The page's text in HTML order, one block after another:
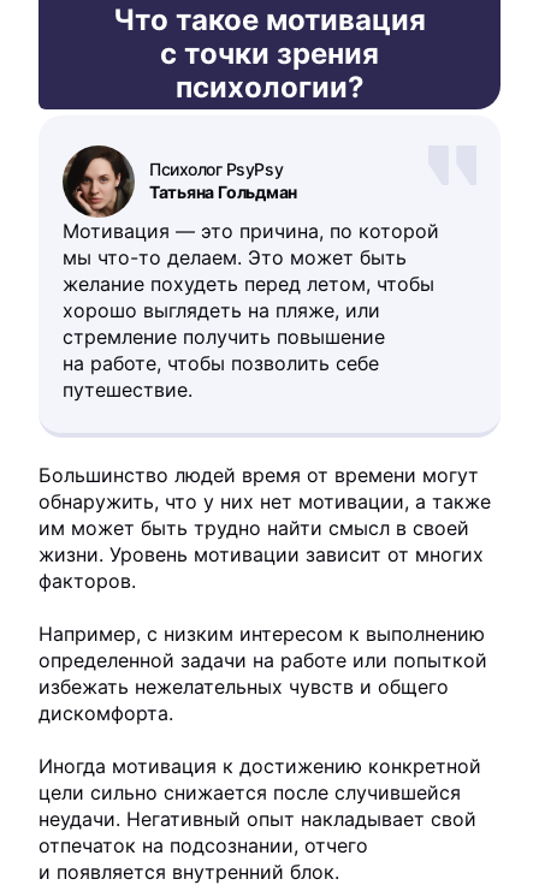
Что такое мотивация
с точки зрения
психологии?
Татьяна Гольдман
Психолог PsyPsy
Мотивация — это причина, по которой
мы что-то делаем. Это может быть
желание похудеть перед летом, чтобы
хорошо выглядеть на пляже, или
стремление получить повышение
на работе, чтобы позволить себе
путешествие.
Большинство людей время от времени могут
обнаружить, что у них нет мотивации, а также
им может быть трудно найти смысл в своей
жизни. Уровень мотивации зависит от многих
факторов.
Например, с низким интересом к выполнению
определенной задачи на работе или попыткой
избежать нежелательных чувств и общего
дискомфорта.
Иногда мотивация к достижению конкретной
цели сильно снижается после случившейся
неудачи. Негативный опыт накладывает свой
отпечаток на подсознании, отчего
и появляется внутренний блок.